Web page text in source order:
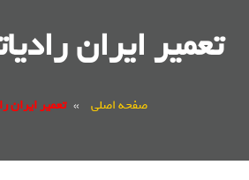
تعمیر ایران
صفحه اصلی » تعمیر ایران